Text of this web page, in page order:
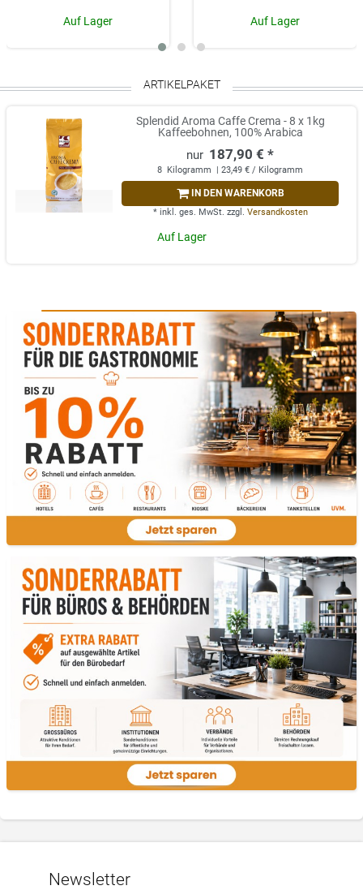
Auf Lager Auf Lager
ARTIKELPAKET
Splendid Aroma Caffe Crema - 8 x 1kg
Kaffeebohnen, 100% Arabica
187,90 € *
8 Kilogramm | 23,49 € / Kilogramm
IN DEN WARENKORB
* inkl. ges. MwSt. zzgl. Versandkosten
Auf Lager
Newsletter